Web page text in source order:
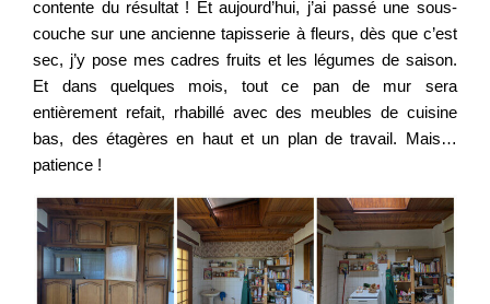
contente du résultat ! Et aujourd’hui, j’ai passé une sous-
couche sur une ancienne tapisserie à fleurs, dès que c’est
sec, j’y pose mes cadres fruits et les légumes de saison.
Et dans quelques mois, tout ce pan de mur sera
entièrement refait, rhabillé avec des meubles de cuisine
bas, des étagères en haut et un plan de travail. Mais…
patience !